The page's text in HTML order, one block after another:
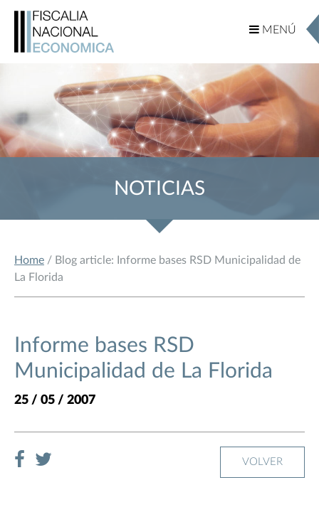
MENÚ
MENÚ
NOTICIAS
Home / Blog article: Informe bases RSD Municipalidad de
La Florida
Informe bases RSD
Municipalidad de La Florida
25 / 05 / 2007
VOLVER